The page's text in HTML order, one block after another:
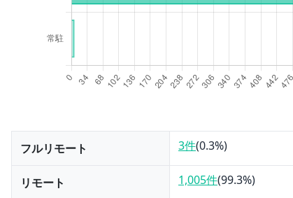
フルリモート 3件(0.3%)
リモート 1,005件(99.3%)